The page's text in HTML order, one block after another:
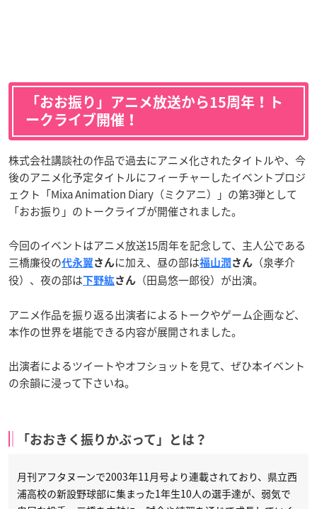
「おお振り」アニメ放送から15周年！ト
ークライブ開催！
株式会社講談社の作品で過去にアニメ化されたタイトルや、今
後のアニメ化予定タイトルにフィーチャーしたイベントプロジ
ェクト「Mixa Animation Diary（ミクアニ）」の第3弾として
「おお振り」のトークライブが開催されました。
今回のイベントはアニメ放送15周年を記念して、主人公である
三橋廉役の代永翼 さんに加え、昼の部は福山潤 さん
（泉孝介
役）、夜の部は下野紘さん （田島悠一郎役）が出演。
アニメ作品を振り返る出演者によるトークやゲーム企画など、
本作の世界を堪能できる内容が展開されました。
出演者によるツイートやオフショットを見て、ぜひ本イベント
の余韻に浸って下さいね。
「おおきく振りかぶって」とは？
月刊アフタヌーンで2003年11月号より連載されており、県立西
浦高校の新設野球部に集まった1年生10人の選手達が、弱気で